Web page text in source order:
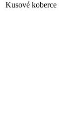
Kusové koberce